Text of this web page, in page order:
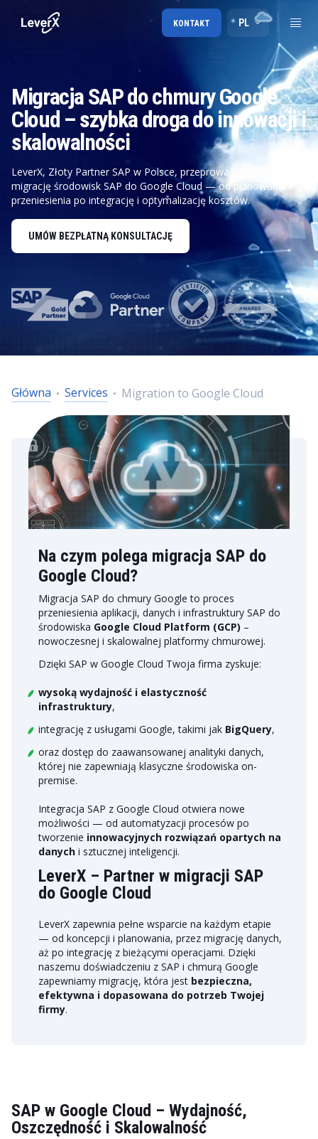
PL
KONTAKT
Migracja SAP do chmury Google
Cloud – szybka droga do innowacji i
skalowalności
LeverX, Złoty Partner SAP w Polsce, przeprowadza pełną
migrację środowisk SAP do Google Cloud — od planowania i
przeniesienia po integrację i optymalizację kosztów.
UMÓW BEZPŁATNĄ KONSULTACJĘ
Główna Services Migration to Google Cloud
Na czym polega migracja SAP do
Google Cloud?
Migracja SAP do chmury Google to proces
przeniesienia aplikacji, danych i infrastruktury SAP do
środowiska Google Cloud Platform (GCP) –
nowoczesnej i skalowalnej platformy chmurowej.
Dzięki SAP w Google Cloud Twoja firma zyskuje:
wysoką wydajność i elastyczność
infrastruktury,
integrację z usługami Google, takimi jak BigQuery,
oraz dostęp do zaawansowanej analityki danych,
której nie zapewniają klasyczne środowiska on-
premise.
Integracja SAP z Google Cloud otwiera nowe
możliwości — od automatyzacji procesów po
tworzenie innowacyjnych rozwiązań opartych na
danych i sztucznej inteligencji.
LeverX – Partner w migracji SAP
do Google Cloud
LeverX zapewnia pełne wsparcie na każdym etapie
— od koncepcji i planowania, przez migrację danych,
aż po integrację z bieżącymi operacjami. Dzięki
naszemu doświadczeniu z SAP i chmurą Google
zapewniamy migrację, która jest bezpieczna,
efektywna i dopasowana do potrzeb Twojej
firmy.
SAP w Google Cloud – Wydajność,
Oszczędność i Skalowalność